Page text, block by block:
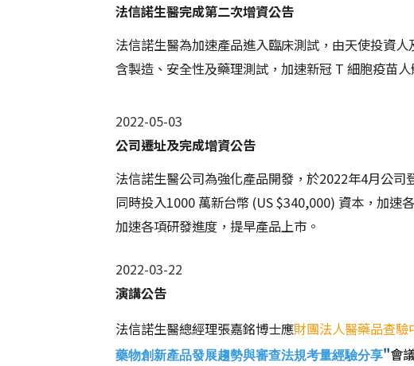
法信諾生醫完成第二次增資公告
法信諾生醫為加速產品進入臨床測試，由天使投資
含製造、安全性及藥理測試，加速新冠 T 細胞疫苗人
2022-05-03
公司遷址及完成增資公告
法信諾生醫公司為強化產品開發，於2022年4月公司
同時投入1000 萬新台幣 (US $340,000) 資本，加速
加速各項研發進度， 提早產品上市。
2022-03-22
演講公告
法信諾生醫總經理張嘉銘博士應財團法人醫藥品查驗
藥物創新產品發展趨勢與審查法規考量經驗分享"會